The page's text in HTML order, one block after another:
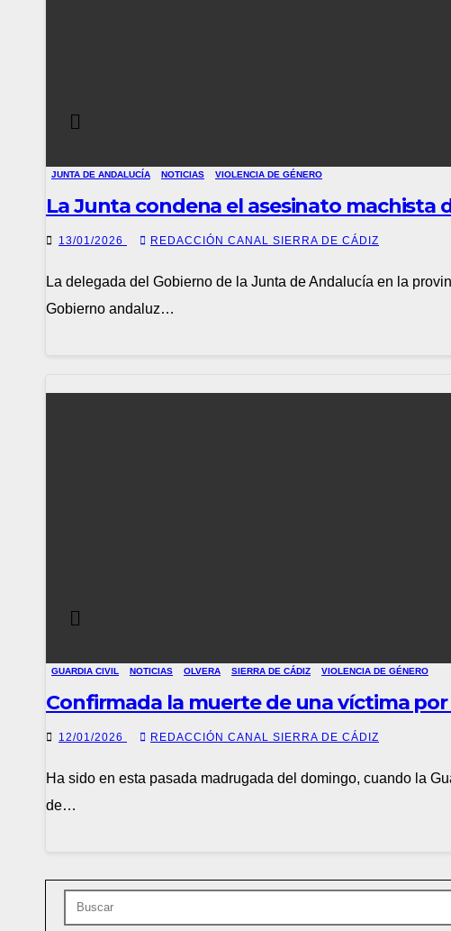
JUNTA DE ANDALUCÍA NOTICIAS VIOLENCIA DE GÉNERO
La Junta condena el asesinato machista
13/01/2026 REDACCIÓN CANAL SIERRA DE CÁDIZ
La delegada del Gobierno de la Junta de Andalucía en la
Gobierno andaluz…
GUARDIA CIVIL NOTICIAS OLVERA SIERRA DE CÁDIZ VIOLENCIA DE GÉNERO
Confirmada la muerte de una víctima por
12/01/2026 REDACCIÓN CANAL SIERRA DE CÁDIZ
Ha sido en esta pasada madrugada del domingo, cuando la
de…